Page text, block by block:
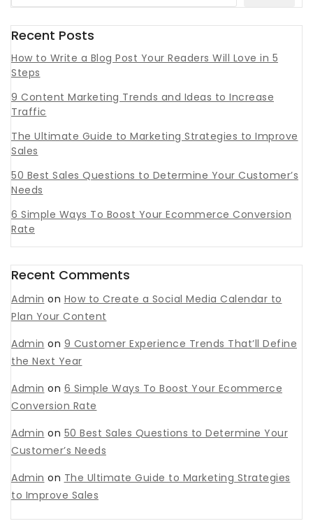
Recent Posts
How to Write a Blog Post Your Readers Will Love in 5
Steps
9 Content Marketing Trends and Ideas to Increase
Traffic
The Ultimate Guide to Marketing Strategies to Improve
Sales
50 Best Sales Questions to Determine Your Customer’s
Needs
6 Simple Ways To Boost Your Ecommerce Conversion
Rate
Recent Comments
Admin on How to Create a Social Media Calendar to
Plan Your Content
Admin on 9 Customer Experience Trends That’ll Define
the Next Year
Admin on 6 Simple Ways To Boost Your Ecommerce
Conversion Rate
Admin on 50 Best Sales Questions to Determine Your
Customer’s Needs
Admin on The Ultimate Guide to Marketing Strategies
to Improve Sales